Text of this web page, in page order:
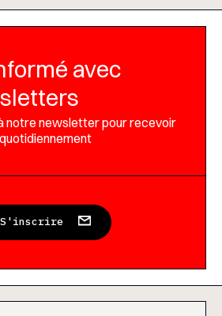
avec
notre newsletter pour recevoir
S'inscrire